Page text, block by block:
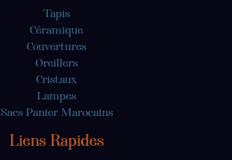
Tapis
Céramique
Couvertures
Oreillers
Cristaux
Lampes
Sacs Panier Marocains
Liens Rapides